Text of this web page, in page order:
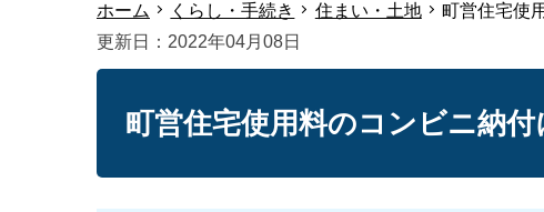
ホーム くらし・手続き 住まい・土地
町営住宅使
更新日：2022年04月08日
町営住宅使用料のコンビニ納付